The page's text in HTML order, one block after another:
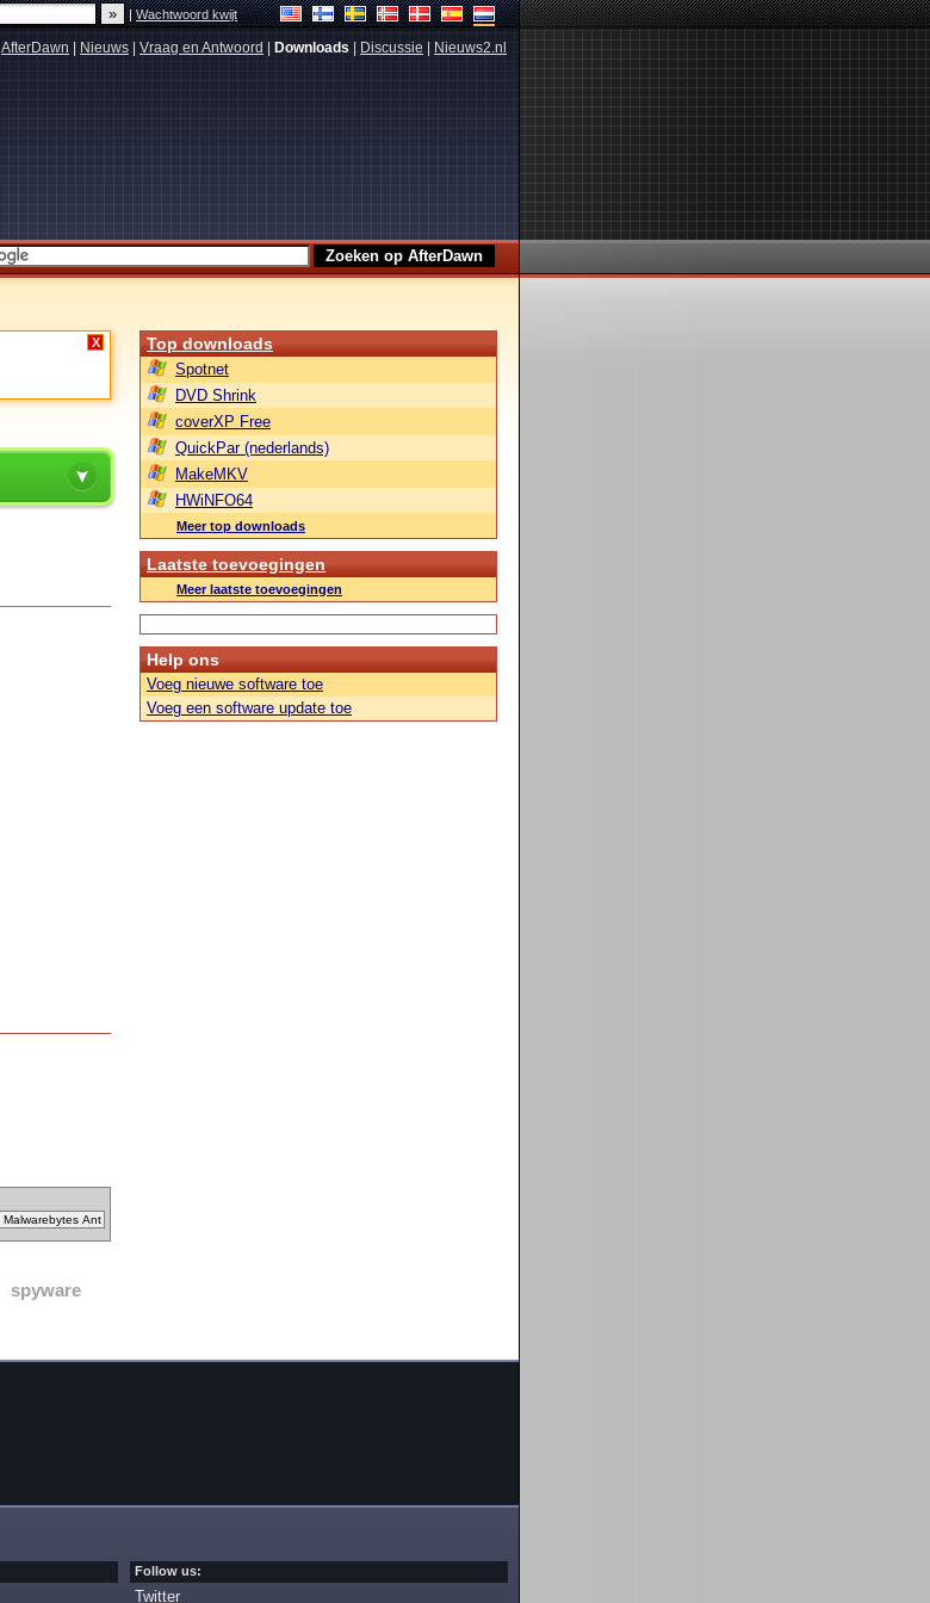
|Wachtwoord kwijt
AfterDawn Nieuws Vraag en Antwoord Downloads Discussie Nieuws2.nl
X
spyware
Top downloads
Spotnet
DVD Shrink
coverXP Free
QuickPar (nederlands)
MakeMKV
HWiNFO64
Meer top downloads
Laatste toevoegingen
Meer laatste toevoegingen
Help ons
Voeg nieuwe software toe
Voeg een software update toe
Follow us:
Twitter